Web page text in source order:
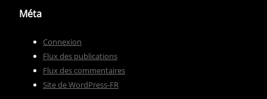
Méta
Connexion
Flux des publications
Flux des commentaires
Site de WordPress-FR